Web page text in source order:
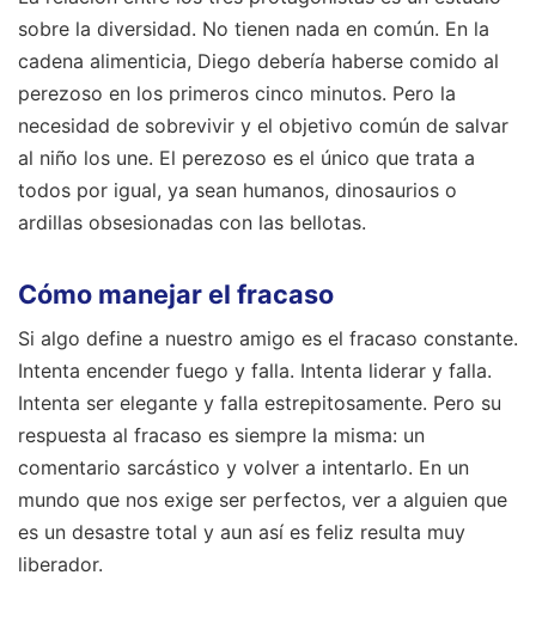
sobre la diversidad. No tienen nada en común. En la
cadena alimenticia, Diego debería haberse comido al
perezoso en los primeros cinco minutos. Pero la
necesidad de sobrevivir y el objetivo común de salvar
al niño los une. El perezoso es el único que trata a
todos por igual, ya sean humanos, dinosaurios o
ardillas obsesionadas con las bellotas.
Cómo manejar el fracaso
Si algo define a nuestro amigo es el fracaso constante.
Intenta encender fuego y falla. Intenta liderar y falla.
Intenta ser elegante y falla estrepitosamente. Pero su
respuesta al fracaso es siempre la misma: un
comentario sarcástico y volver a intentarlo. En un
mundo que nos exige ser perfectos, ver a alguien que
es un desastre total y aun así es feliz resulta muy
liberador.